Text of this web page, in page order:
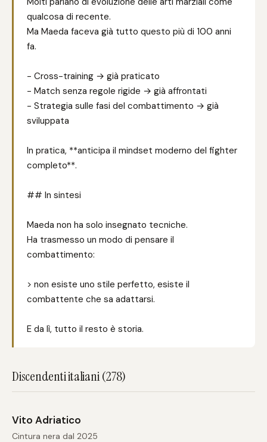
qualcosa di recente.
Ma Maeda faceva già tutto questo più di 100 anni
fa.
- Cross-training → già praticato
- Match senza regole rigide → già affrontati
- Strategia sulle fasi del combattimento → già
sviluppata
In pratica, **anticipa il mindset moderno del fighter
completo**.
## In sintesi
Maeda non ha solo insegnato tecniche.
Ha trasmesso un modo di pensare il
combattimento:
> non esiste uno stile perfetto, esiste il
combattente che sa adattarsi.
E da lì, tutto il resto è storia.
Discendenti italiani (278)
Vito Adriatico
Cintura nera dal 2025